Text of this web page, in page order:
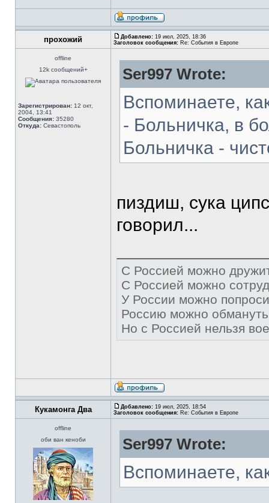
прохожий Добавлено: 19 июл, 2025, 18:36
Заголовок сообщения: Re: События в Европе
offline
12k сообщений+
Зарегистрирован: 12 окт,
2004, 13:41
Сообщения: 35280
Откуда: Севастополь
Ser997 Wrote:
Вспоминаете,
- Больничка, в
Больничка -
пиздиш, сука
говорил...
С Россией можно
C Россией можно
У России можно
Россию можно
Но с Россией нельзя
Кукамонга Два Добавлено: 19 июл, 2025, 18:54
Заголовок сообщения: Re: События в Европе
offline
оби ван кеноби
Ser997 Wrote:
Вспоминаете,